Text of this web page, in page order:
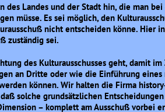
Landes und der Stadt hin, die man bei
müsse. Es sei möglich, den
nicht entscheiden könne. Hier
zuständig sei.
des Kulturausschusses geht, damit
an Dritte oder wie die Einführung eines
können. Wir halten die Firma
solche grundsätzlichen
– komplett am Ausschuß vorbei